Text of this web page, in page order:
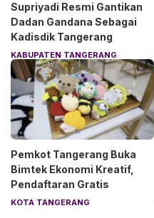
Supriyadi Resmi Gantikan
Dadan Gandana Sebagai
Kadisdik Tangerang
KABUPATEN TANGERANG
Pemkot Tangerang Buka
Bimtek Ekonomi Kreatif,
Pendaftaran Gratis
KOTA TANGERANG